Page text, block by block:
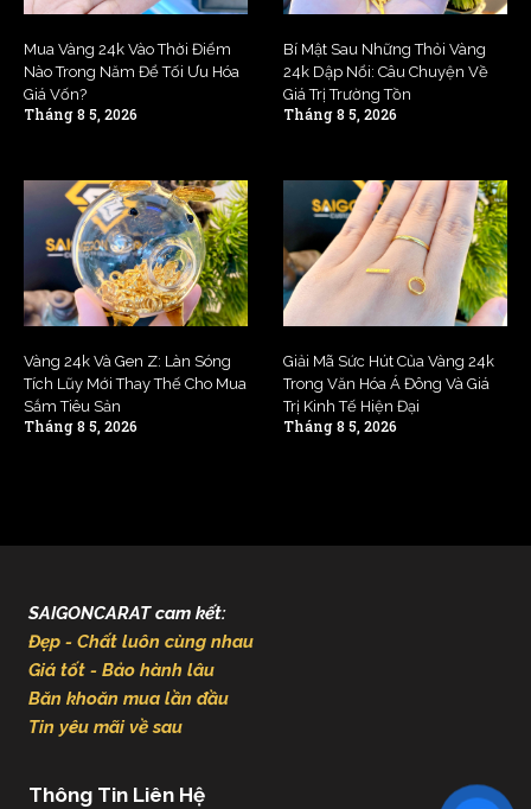
Mua Vàng 24k Vào Thời Điểm
Nào Trong Năm Để Tối Ưu Hóa
Giá Vốn?
Tháng 8 5, 2026
Bí Mật Sau Những Thỏi Vàng
24k Dập Nổi: Câu Chuyện Về
Giá Trị Trường Tồn
Tháng 8 5, 2026
Vàng 24k Và Gen Z: Làn Sóng
Tích Lũy Mới Thay Thế Cho Mua
Sắm Tiêu Sản
Tháng 8 5, 2026
Giải Mã Sức Hút Của Vàng 24k
Trong Văn Hóa Á Đông Và Giá
Trị Kinh Tế Hiện Đại
Tháng 8 5, 2026
SAIGONCARAT cam kết:
Đẹp - Chất luôn cùng nhau
Giá tốt - Bảo hành lâu
Băn khoăn mua lần đầu
Tin yêu mãi về sau
Thông Tin Liên Hệ